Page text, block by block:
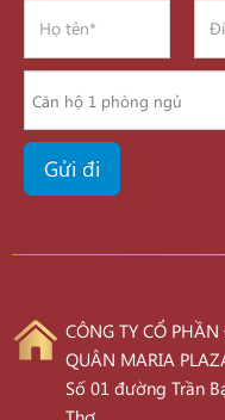
CÔNG TY CỔ
QUÂN MARIA
Số 01 đường Trần